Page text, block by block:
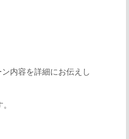
ン内容を詳細にお伝えし